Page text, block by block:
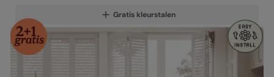
Gratis kleurstalen